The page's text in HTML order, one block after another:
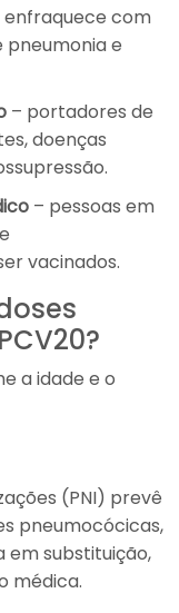
enfraquece com
pneumonia e
– portadores de
doenças
– pessoas em
vacinados.
a idade e o
(PNI) prevê
pneumocócicas,
em substituição,
médica.